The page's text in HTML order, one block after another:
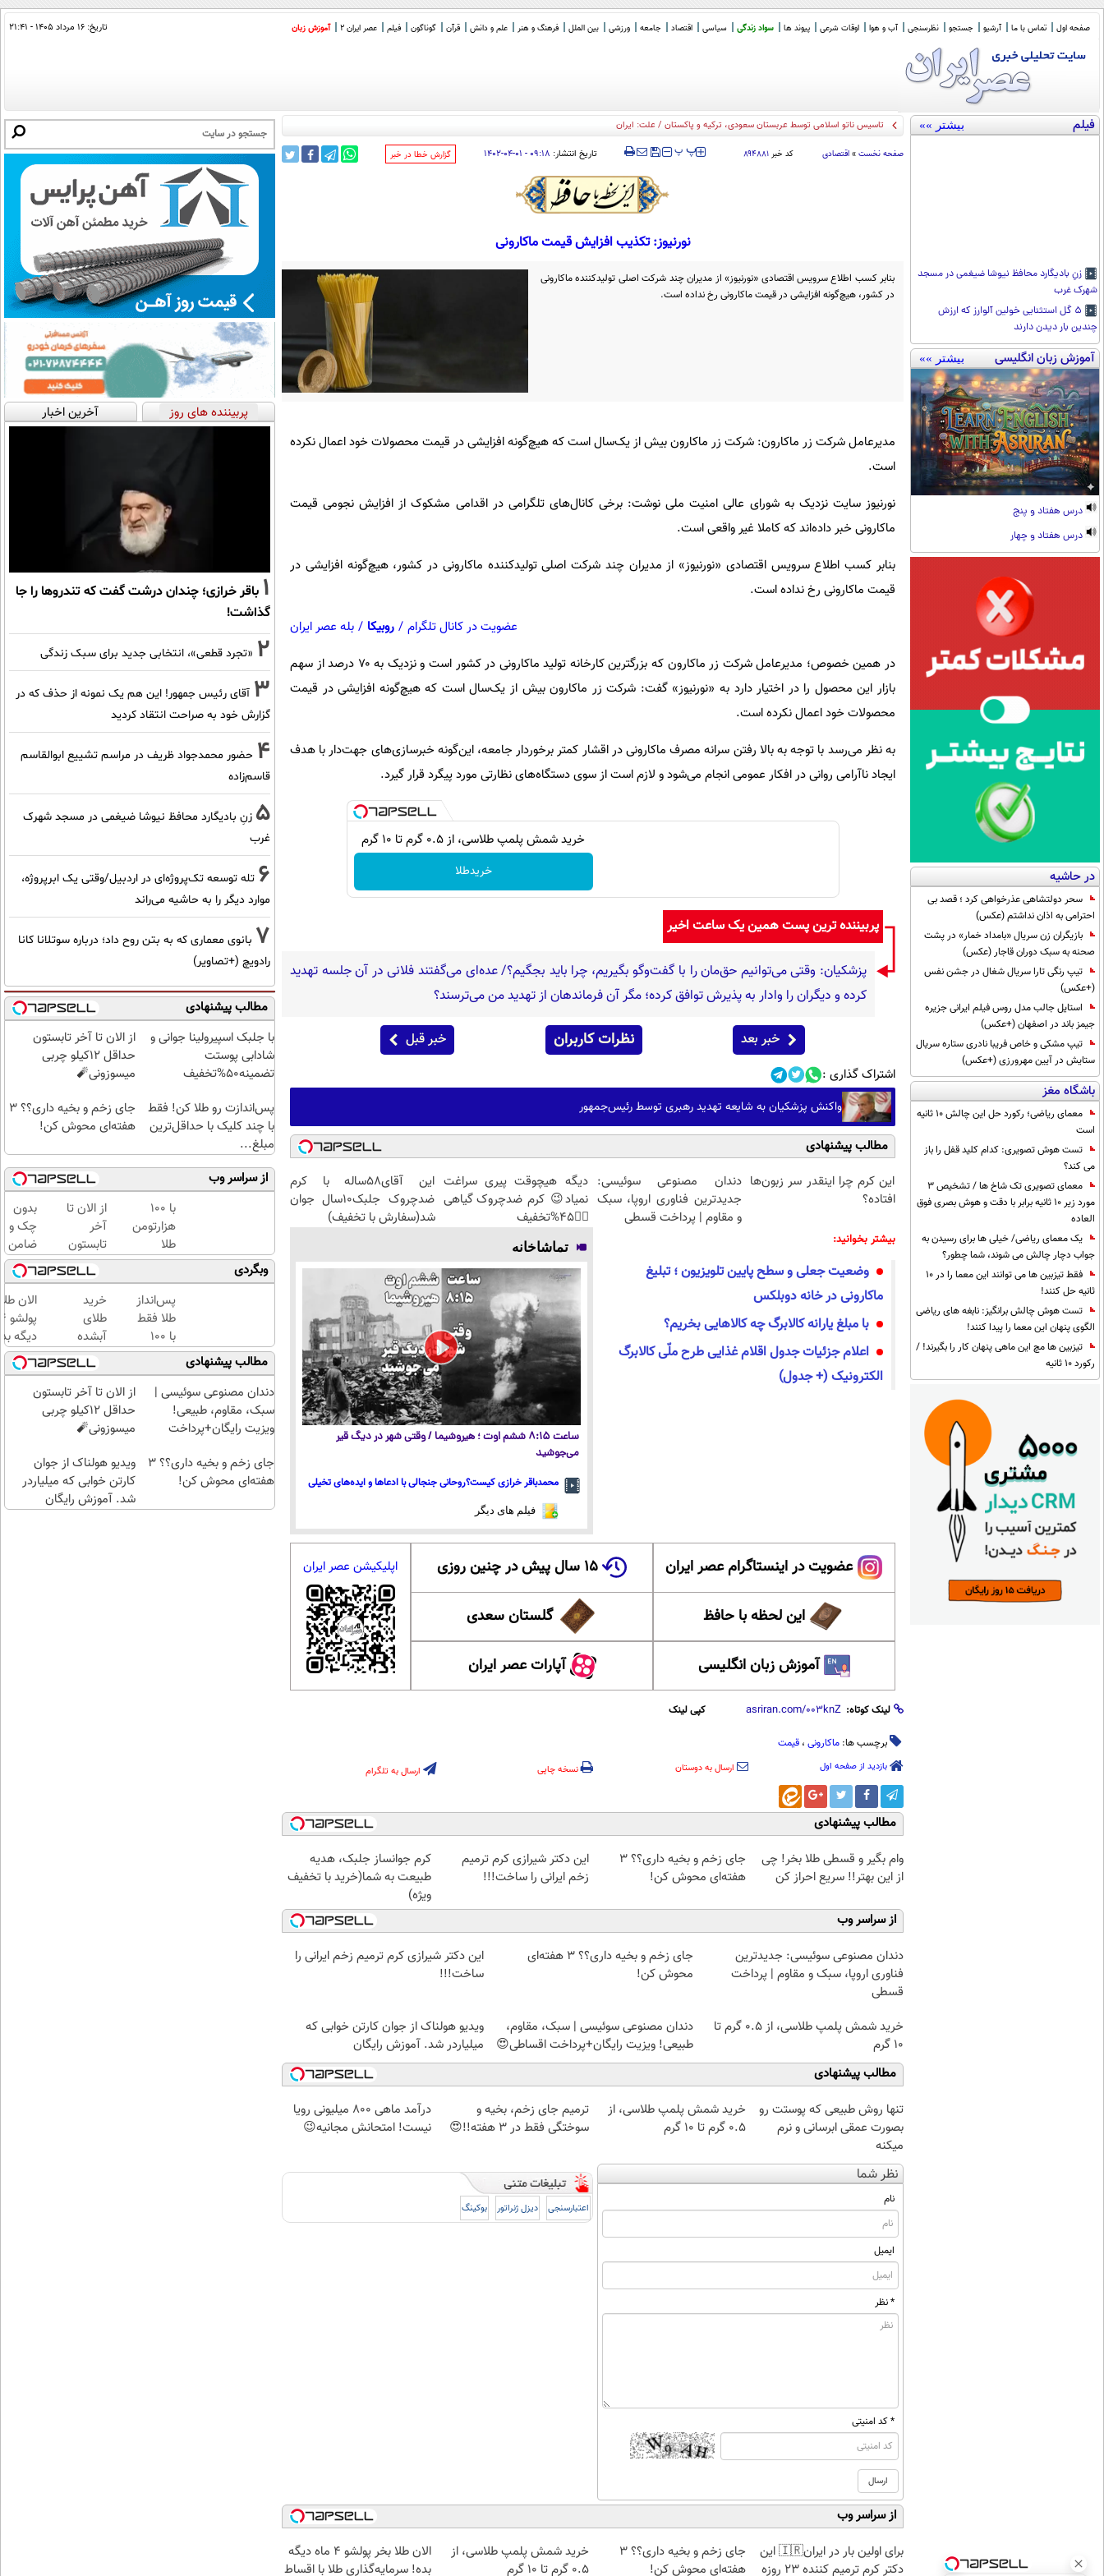
صفحه اول تماس با ما آرشیو جستجو نظرسنجی آب و هوا اوقات شرعی پیوند ها سواد زندگی سیاسی اقتصاد جامعه ورزشی بین الملل فرهنگ و هنر علم و دانش قرآن گوناگون فیلم عصر ایران 2 آموزش زبان تاریخ: ۱۶ مرداد ۱۴۰۵ - ۲۱:۴۱
فیلم بیشتر »»
زنِ بادیگارد محافظ نیوشا ضیغمی در مسجد
شهرک غرب
۵ گل استثنایی خولین آلوارز که ارزش
چندین بار دیدن دارند
آموزش زبان انگلیسی بیشتر »»
درس هفتاد و پنج
درس هفتاد و چهار
در حاشیه
سحر دولتشاهی عذرخواهی کرد ؛ قصد بی
احترامی به اذان نداشتم (عکس)
بازیگران زن سریال «بامداد خمار» در پشت
صحنه به سبک دوران قاجار (عکس)
تیپ رنگی تارا سریال شغال در جشن نفس
(+عکس)
استایل جالب مدل روس فیلم ایرانی جزیره
جیمز باند در اصفهان (+عکس)
تیپ مشکی و خاص فریبا نادری ستاره سریال
ستایش در آیین مهرورزی (+عکس)
باشگاه مغز
معمای ریاضی؛ رکورد حل این چالش 10 ثانیه
است
تست هوش تصویری: کدام کلید قفل را باز
می کند؟
معمای تصویری تک شاخ ها / تشخیص 3
مورد زیر 10 ثانیه برابر با دقت و هوش بصری فوق
العاده
یک معمای ریاضی/ خیلی ها برای رسیدن به
جواب دچار چالش می شوند، شما چطور؟
فقط تیزبین ها می توانند این معما را در 10
ثانیه حل کنند!
تست هوش چالش برانگیز: نابغه های ریاضی
الگوی پنهان این معما را پیدا کنند!
تیزبین ها مچ این ماهی پنهان کار را بگیرند! /
رکورد 10 ثانیه
امضای توافق_
صفحه نخست » اقتصادی کد خبر ۸۹۴۸۸۱ ‍‍‍ پ پ تاریخ انتشار: ۰۹:۱۸ - ۰۱-۰۴-۱۴۰۲ ‌گزارش خطا در خبر
نورنیوز: تکذیب افزایش قیمت ماکارونی
بنابر کسب اطلاع سرویس اقتصادی «نورنیوز» از مدیران چند شرکت اصلی تولیدکننده ماکارونی
در کشور، هیچ‌گونه افزایشی در قیمت ماکارونی رخ نداده است.
مدیرعامل شرکت زر ماکارون: شرکت زر ماکارون بیش از یک‌سال است که هیچ‌گونه افزایشی در قیمت محصولات خود اعمال نکرده
است.
نورنیوز سایت نزدیک به شورای عالی امنیت ملی نوشت: برخی کانال‌های تلگرامی در اقدامی مشکوک از افزایش نجومی قیمت
ماکارونی خبر داده‌اند که کاملا غیر واقعی است.
بنابر کسب اطلاع سرویس اقتصادی «نورنیوز» از مدیران چند شرکت اصلی تولیدکننده ماکارونی در کشور، هیچ‌گونه افزایشی در
قیمت ماکارونی رخ نداده است.
عضویت در کانال تلگرام / روبیکا / بله عصر ایران
در همین خصوص؛ مدیرعامل شرکت زر ماکارون که بزرگترین کارخانه تولید ماکارونی در کشور است و نزدیک به ۷۰ درصد از سهم
بازار این محصول را در اختیار دارد به «نورنیوز» گفت: شرکت زر ماکارون بیش از یک‌سال است که هیچ‌گونه افزایشی در قیمت
محصولات خود اعمال نکرده است.
به نظر می‌رسد با توجه به بالا رفتن سرانه مصرف ماکارونی در اقشار کمتر برخوردار جامعه، این‌گونه خبرسازی‌های جهت‌دار با هدف
ایجاد ناآرامی روانی در افکار عمومی انجام می‌شود و لازم است از سوی دستگاه‌های نظارتی مورد پیگرد قرار گیرد.
خرید شمش پلمپ طلاسی، از ۰.۵ گرم تا ۱۰ گرم
خریدطلا
پربیننده ترین پست همین یک ساعت اخیر
پزشکیان: وقتی می‌توانیم حق‌مان را با گفت‌وگو بگیریم، چرا باید بجگیم؟/ عده‌ای می‌گفتند فلانی در آن جلسه تهدید
کرده و دیگران را وادار به پذیرش توافق کرده؛ مگر آن فرماندهان از تهدید من می‌ترسند؟
خبر بعد نظرات کاربران خبر قبل
اشتراک گذاری :
واکنش پزشکیان به شایعه تهدید رهبری توسط رئیس‌جمهور
مطالب پیشنهادی
این کرم چرا اینقدر سر زبون‌ها
افتاده؟
دندان مصنوعی سوئیسی:
جدیدترین فناوری اروپا، سبک
و مقاوم | پرداخت قسطی
دیگه هیچوقت پیری سراغت
نمیاد😉 کرم ضدچروک گیاهی
👈🏻45%تخفیف
این آقای58ساله با کرم
ضدچروک جلبک10سال جوان
شد(سفارش با تخفیف)
بیشتر بخوانید:
وضعیت جعلی و سطح پایین تلویزیون ؛ تبلیغ
ماکارونی در خانه دوبلکس
با مبلغ یارانه کالابرگ چه کالاهایی بخریم؟
اعلام جزئیات جدول اقلام غذایی طرح ملّی کالابرگ
الکترونیک (+ جدول)
تماشاخانه
ساعت ۸:۱۵ ششم اوت ؛ هیروشیما / وقتی شهر در دیگ قیر
می‌جوشید
محمدباقر خرازی کیست؟روحانی جنجالی با ادعاها و ایده‌های تخیلی
فیلم های دیگر
عضویت در اینستاگرام عصر ایران ۱۵ سال پیش در چنین روزی
این لحظه با حافظ گلستان سعدی
آموزش زبان انگلیسی آپارات عصر ایران
اپلیکیشن عصر ایران
لینک کوتاه: کپی لینک
برچسب ها: ماکارونی ، قیمت
بازدید از صفحه اول ارسال به دوستان نسخه چاپی ارسال به تلگرام
مطالب پیشنهادی
وام بگیر و قسطی طلا بخر! چی
از این بهتر!! سریع احراز کن
جای زخم و بخیه داری؟؟ 3
هفته‌ای محوش کن!
این دکتر شیرازی کرم ترمیم
زخم ایرانی را ساخت!!!
کرم جوانساز جلبک، هدیه
طبیعت به شما(خرید با تخفیف
ویژه)
از سراسر وب
دندان مصنوعی سوئیسی: جدیدترین
فناوری اروپا، سبک و مقاوم | پرداخت
قسطی
جای زخم و بخیه داری؟؟ 3 هفته‌ای
محوش کن!
این دکتر شیرازی کرم ترمیم زخم ایرانی را
ساخت!!!
خرید شمش پلمپ طلاسی، از ۰.۵ گرم تا
۱۰ گرم
دندان مصنوعی سوئیسی | سبک، مقاوم،
طبیعی! ویزیت رایگان+پرداخت اقساطی😍
ویدیو هولناک از جوان کارتن خوابی که
میلیاردر شد. آموزش رایگان
مطالب پیشنهادی
تنها روش طبیعی که پوستت رو
بصورت عمقی ابرسانی و نرم
میکنه
خرید شمش پلمپ طلاسی، از
۰.۵ گرم تا ۱۰ گرم
ترمیم جای زخم، بخیه و
سوختگی فقط در 3 هفته!!😍
درآمد ماهی 800 میلیونی رویا
نیست! امتحانش مجانیه😉
نظر شما
نام
ایمیل
* نظر
* کد امنیتی
اعتبارسنجی دیزل ژنراتور بوکینگ
از سراسر وب
برای اولین بار در ایران🇮🇷 این
دکتر کرم ترمیم کننده 23 روزه
جای زخم و بخیه داری؟؟ 3
هفته‌ای محوش کن!
خرید شمش پلمپ طلاسی، از
۰.۵ گرم تا ۱۰ گرم
الان طلا بخر پولشو 4 ماه دیگه
بده! سرمایه‌گذاری طلا با اقساط
پربیننده های روز آخرین اخبار
1 باقر خرازی؛ چندان درشت گفت که تندروها را جا
گذاشت!
2 «تجرد قطعی»، انتخابی جدید برای سبک زندگی
3 آقای رئیس جمهور! این هم یک نمونه از حذف که در
گزارش خود به صراحت انتقاد کردید
4 حضور محمدجواد ظریف در مراسم تشییع ابوالقاسم
قاسم‌زاده
5 زنِ بادیگارد محافظ نیوشا ضیغمی در مسجد شهرک
غرب
6 تله توسعه تک‌پروژه‌ای در اردبیل/وقتی یک ابرپروژه،
موارد دیگر را به حاشیه می‌راند
7 بانوی معماری که به بتن روح داد؛ درباره سوتلانا کانا
رادویچ (+تصاویر)
مطالب پیشنهادی
با جلبک اسپیرولینا جوانی و
شادابی پوستت
تضمینه50%تخفیف
از الان تا آخر تابستون
حداقل 12کیلو چربی
میسوزونی🧨
پس‌اندازت رو طلا کن! فقط
با چند کلیک با حداقل‌ترین
مبلغ...
جای زخم و بخیه داری؟؟ 3
هفته‌ای محوش کن!
از سراسر وب
با ۱۰۰
هزارتومن
طلا
بخرید،
اون هم
قسطی
از الان تا
آخر
تابستون
حداقل
12کیلو
چربی
میسوزونی
🧨
بدون
چک و
ضامن
تا 100
میلیون
اعتبار
خرید
طلا
بگیر!
وبگردی
پس‌انداز
طلا فقط
با ۱۰۰
هزارتومان
(امن و
راحت)
خرید
طلای
آبشده
حتی با
۱۰۰هزارتومان
الان
دیگه
طلا با
بی‌بهره
مطالب پیشنهادی
دندان مصنوعی سوئیسی |
سبک، مقاوم، طبیعی!
ویزیت رایگان+پرداخت
از الان تا آخر تابستون
حداقل 12کیلو چربی
میسوزونی🧨
جای زخم و بخیه داری؟؟ 3
هفته‌ای محوش کن!
ویدیو هولناک از جوان
کارتن خوابی که میلیاردر
شد. آموزش رایگان